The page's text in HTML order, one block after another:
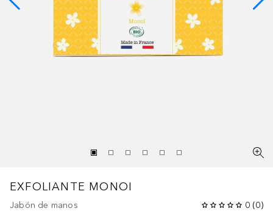
EXFOLIANTE MONOI
Jabón de manos 0 (0)